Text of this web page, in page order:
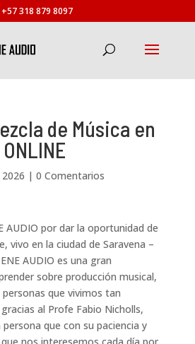
+57 318 879 8097
de Música en
2026 | 0 Comentarios
AUDIO por dar la oportunidad de
vivo en la ciudad de Saravena –
AUDIO es una gran
sobre producción musical,
que vivimos tan
al Profe Fabio Nicholls,
que con su paciencia y